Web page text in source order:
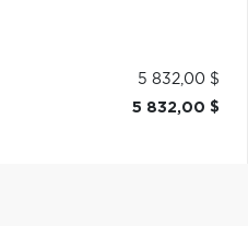
5 832,00 $
5 832,00 $